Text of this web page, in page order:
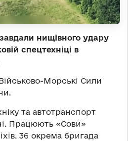
нищівного удару
спецтехніці в
Морські Сили
та автотранспорт
Працюють «Сови»
36 окрема бригада